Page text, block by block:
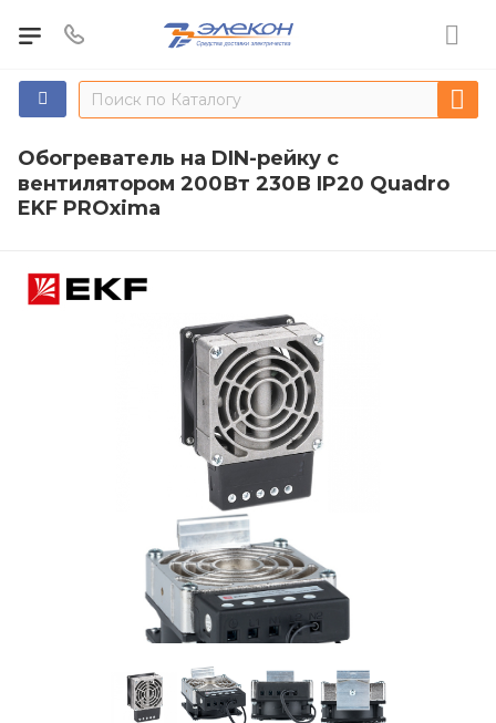
Обогреватель на DIN-рейку с
вентилятором 200Вт 230В IP20 Quadro
EKF PROxima